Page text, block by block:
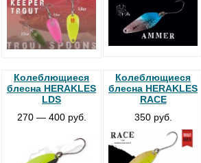
Колеблющиеся
блесна HERAKLES
LDS
270 — 400 руб.
Колеблющиеся
блесна HERAKLES
RACE
350 руб.